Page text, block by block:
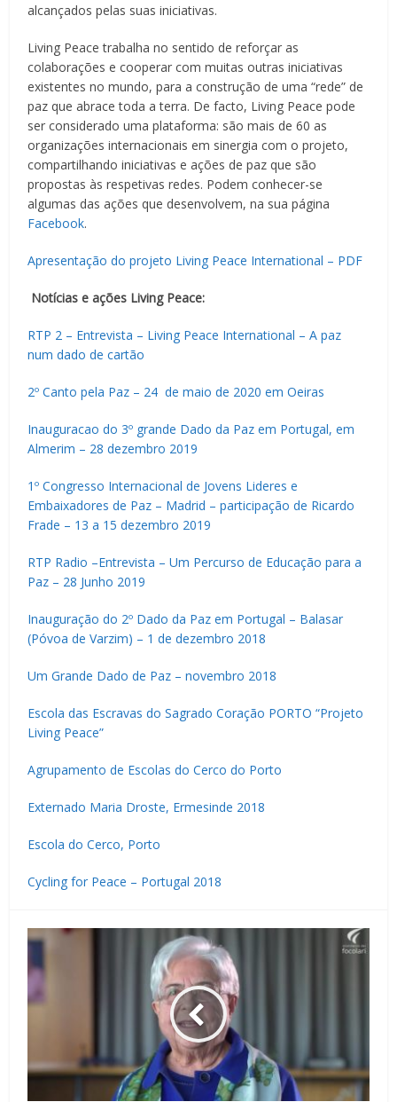
alcançados pelas suas iniciativas.
Living Peace trabalha no sentido de reforçar as
colaborações e cooperar com muitas outras iniciativas
existentes no mundo, para a construção de uma “rede” de
paz que abrace toda a terra. De facto, Living Peace pode
ser considerado uma plataforma: são mais de 60 as
organizações internacionais em sinergia com o projeto,
compartilhando iniciativas e ações de paz que são
propostas às respetivas redes. Podem conhecer-se
algumas das ações que desenvolvem, na sua página
Facebook.
Apresentação do projeto Living Peace International – PDF
Notícias e ações Living Peace:
RTP 2 – Entrevista – Living Peace International – A paz
num dado de cartão
2º Canto pela Paz – 24 de maio de 2020 em Oeiras
Inauguracao do 3º grande Dado da Paz em Portugal, em
Almerim – 28 dezembro 2019
1º Congresso Internacional de Jovens Lideres e
Embaixadores de Paz – Madrid – participação de Ricardo
Frade – 13 a 15 dezembro 2019
RTP Radio –Entrevista – Um Percurso de Educação para a
Paz – 28 Junho 2019
Inauguração do 2º Dado da Paz em Portugal – Balasar
(Póvoa de Varzim) – 1 de dezembro 2018
Um Grande Dado de Paz – novembro 2018
Escola das Escravas do Sagrado Coração PORTO “Projeto
Living Peace”
Agrupamento de Escolas do Cerco do Porto
Externado Maria Droste, Ermesinde 2018
Escola do Cerco, Porto
Cycling for Peace – Portugal 2018